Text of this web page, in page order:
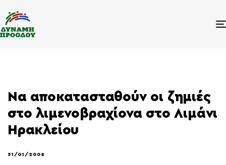
Να αποκατασταθούν οι ζημιές
στο λιμενοβραχίονα στο Λιμάνι
Ηρακλείου
31/01/2008